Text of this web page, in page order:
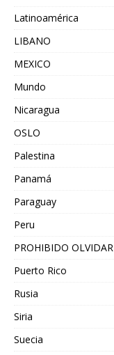
Latinoamérica
LIBANO
MEXICO
Mundo
Nicaragua
OSLO
Palestina
Panamá
Paraguay
Peru
PROHIBIDO OLVIDAR
Puerto Rico
Rusia
Siria
Suecia